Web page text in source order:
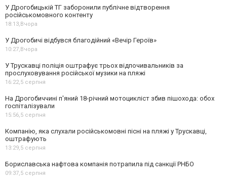
У Дрогобицькій ТГ заборонили публічне відтворення
російськомовного контенту
18:13,Вчора
У Дрогобичі відбувся благодійний «Вечір Героїв»
10:27,Вчора
У Трускавці поліція оштрафує трьох відпочивальників за
прослуховування російської музики на пляжі
16:22,5 серпня
На Дрогобиччині п'яний 18-річний мотоцикліст збив пішохода: обох
госпіталізували
15:56,5 серпня
Компанію, яка слухали російськомовні пісні на пляжі у Трускавці,
оштрафують
13:29,5 серпня
Бориславська нафтова компанія потрапила під санкції РНБО
09:37,5 серпня